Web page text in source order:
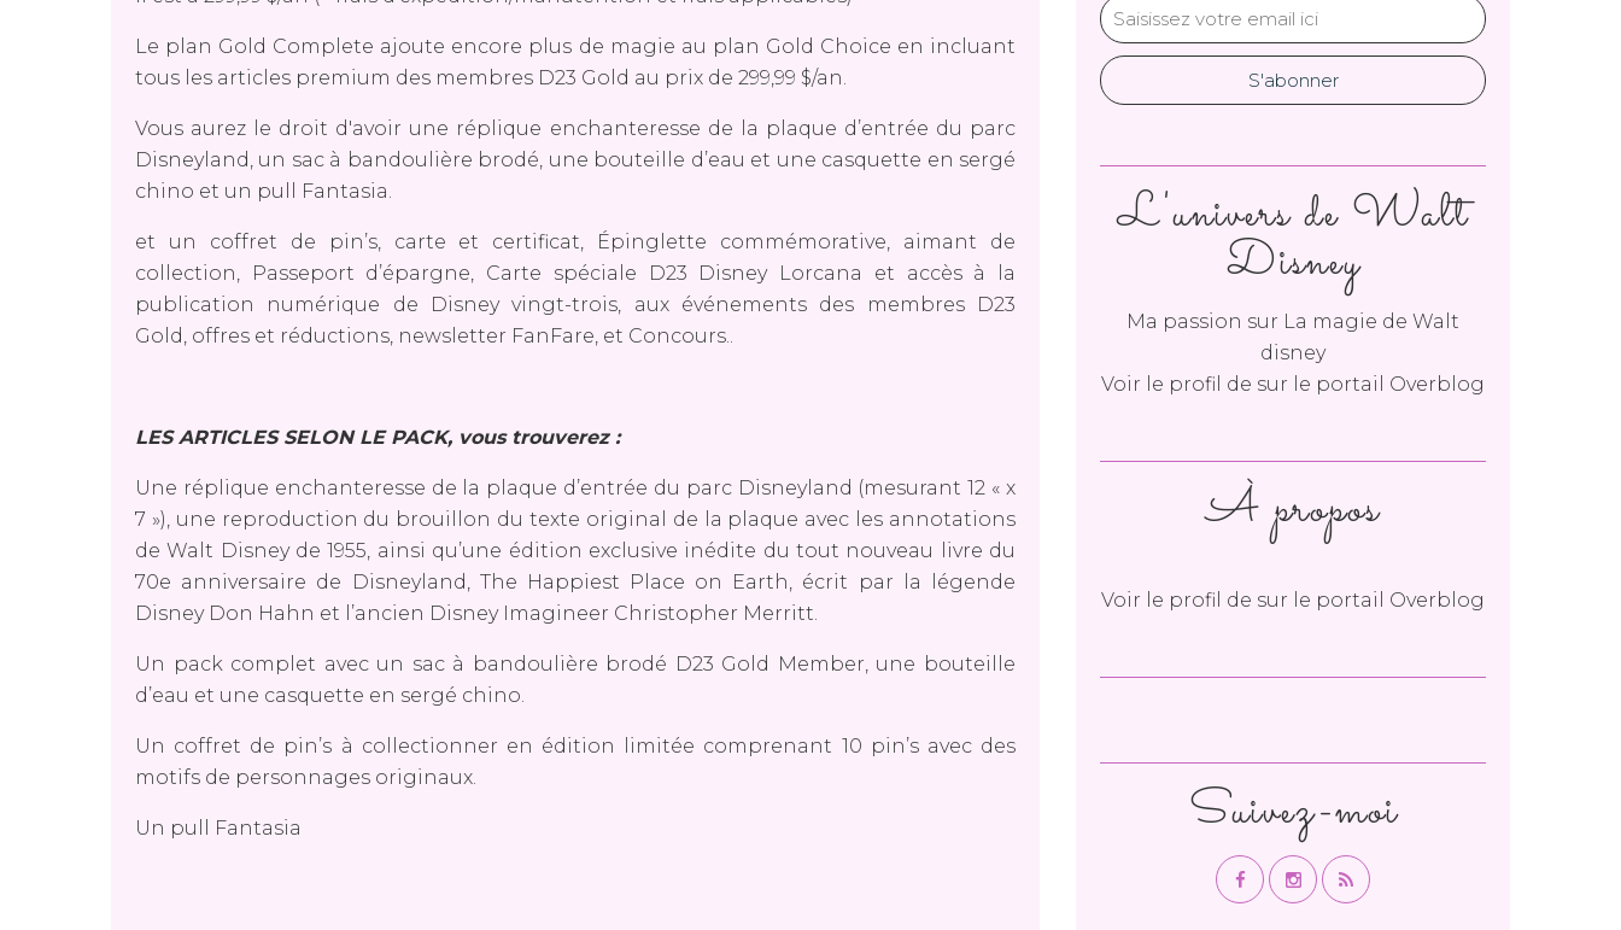
Le plan Gold Complete ajoute encore plus de magie au plan Gold Choice en incluant
tous les articles premium des membres D23 Gold au prix de 299,99 $/an.
Vous aurez le droit d'avoir une réplique enchanteresse de la plaque d’entrée du parc
Disneyland, un sac à bandoulière brodé, une bouteille d’eau et une casquette en sergé
chino et un pull Fantasia.
et un coffret de pin’s, carte et certificat, Épinglette commémorative, aimant de
collection, Passeport d’épargne, Carte spéciale D23 Disney Lorcana et accès à la
publication numérique de Disney vingt-trois, aux événements des membres D23
Gold, offres et réductions, newsletter FanFare, et Concours..
LES ARTICLES SELON LE PACK, vous trouverez :
Une réplique enchanteresse de la plaque d’entrée du parc Disneyland (mesurant 12 « x
7 »), une reproduction du brouillon du texte original de la plaque avec les annotations
de Walt Disney de 1955, ainsi qu’une édition exclusive inédite du tout nouveau livre du
70e anniversaire de Disneyland, The Happiest Place on Earth, écrit par la légende
Disney Don Hahn et l’ancien Disney Imagineer Christopher Merritt.
Un pack complet avec un sac à bandoulière brodé D23 Gold Member, une bouteille
d’eau et une casquette en sergé chino.
Un coffret de pin’s à collectionner en édition limitée comprenant 10 pin’s avec des
motifs de personnages originaux.
Un pull Fantasia
L'univers de Walt
Disney
Ma passion sur La magie de Walt
disney
Voir le profil de sur le portail Overblog
Suivez-moi
À propos
Voir le profil de sur le portail Overblog